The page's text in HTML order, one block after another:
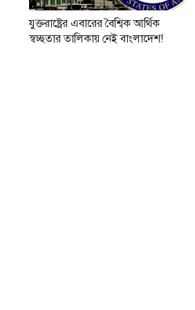
যুক্তরাষ্ট্রের এবারের বৈশ্বিক আর্থিক
স্বচ্ছতার তালিকায় নেই বাংলাদেশ!